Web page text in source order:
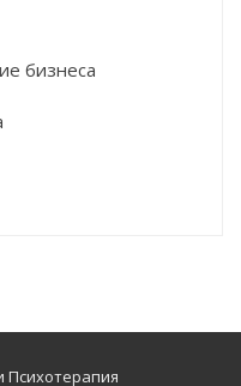
бизнеса
Психотерапия